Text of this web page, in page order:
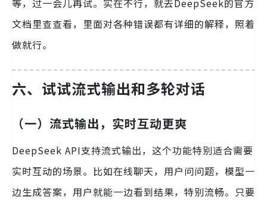
等，过一会儿再试。实在不行，就去DeepSeek的官方
文档里查查看，里面对各种错误都有详细的解释，照着
做就行。
六、试试流式输出和多轮对话
（一）流式输出，实时互动更爽
DeepSeek API支持流式输出，这个功能特别适合需要
实时互动的场景。比如在线聊天，用户问问题，模型一
边生成答案，用户就能一边看到结果，特别流畅。只要